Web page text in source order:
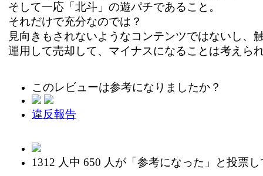
そして一応「北斗」の遊パチであること。
それだけで充分なのでは？
見向きもされないようなコンテンツではないし、
運用して売却して、マイナスになることは考えら
このレビューは参考になりましたか？
違反報告
1312 人中 650 人が「参考になった」と投票